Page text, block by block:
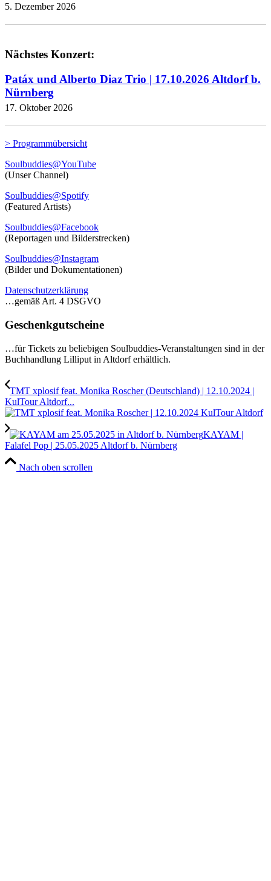
5. Dezember 2026
Nächstes Konzert:
Patáx und Alberto Diaz Trio | 17.10.2026 Altdorf b.
Nürnberg
17. Oktober 2026
> Programmübersicht
Soulbuddies@YouTube
(Unser Channel)
Soulbuddies@Spotify
(Featured Artists)
Soulbuddies@Facebook
(Reportagen und Bilderstrecken)
Soulbuddies@Instagram
(Bilder und Dokumentationen)
Datenschutzerklärung
…gemäß Art. 4 DSGVO
Geschenkgutscheine
…für Tickets zu beliebigen Soulbuddies-Veranstaltungen sind in der
Buchhandlung Lilliput in Altdorf erhältlich.
TMT xplosif feat. Monika Roscher (Deutschland) | 12.10.2024 |
KulTour Altdorf...
KAYAM |
Falafel Pop | 25.05.2025 Altdorf b. Nürnberg
Nach oben scrollen